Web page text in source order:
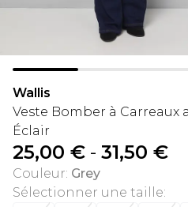
Wallis
Veste Bomber à Carreaux
Éclair
25,00 € - 31,50 €
Couleur: Grey
Sélectionner une taille: